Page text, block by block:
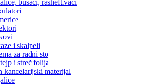
bušači, rasheftivači
i skalpeli
za radni sto
i streč folija
kancelarijski materijal